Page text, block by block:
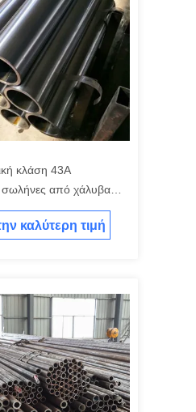
κλάση 43A
σωλήνες από χάλυβα
/ σωλήνες πάχος 1-30
καλύτερη τιμή